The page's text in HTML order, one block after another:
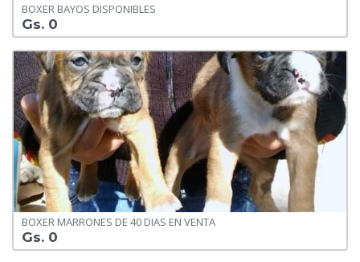
BOXER BAYOS DISPONIBLES
Gs. 0
BOXER MARRONES DE 40 DIAS EN VENTA
Gs. 0